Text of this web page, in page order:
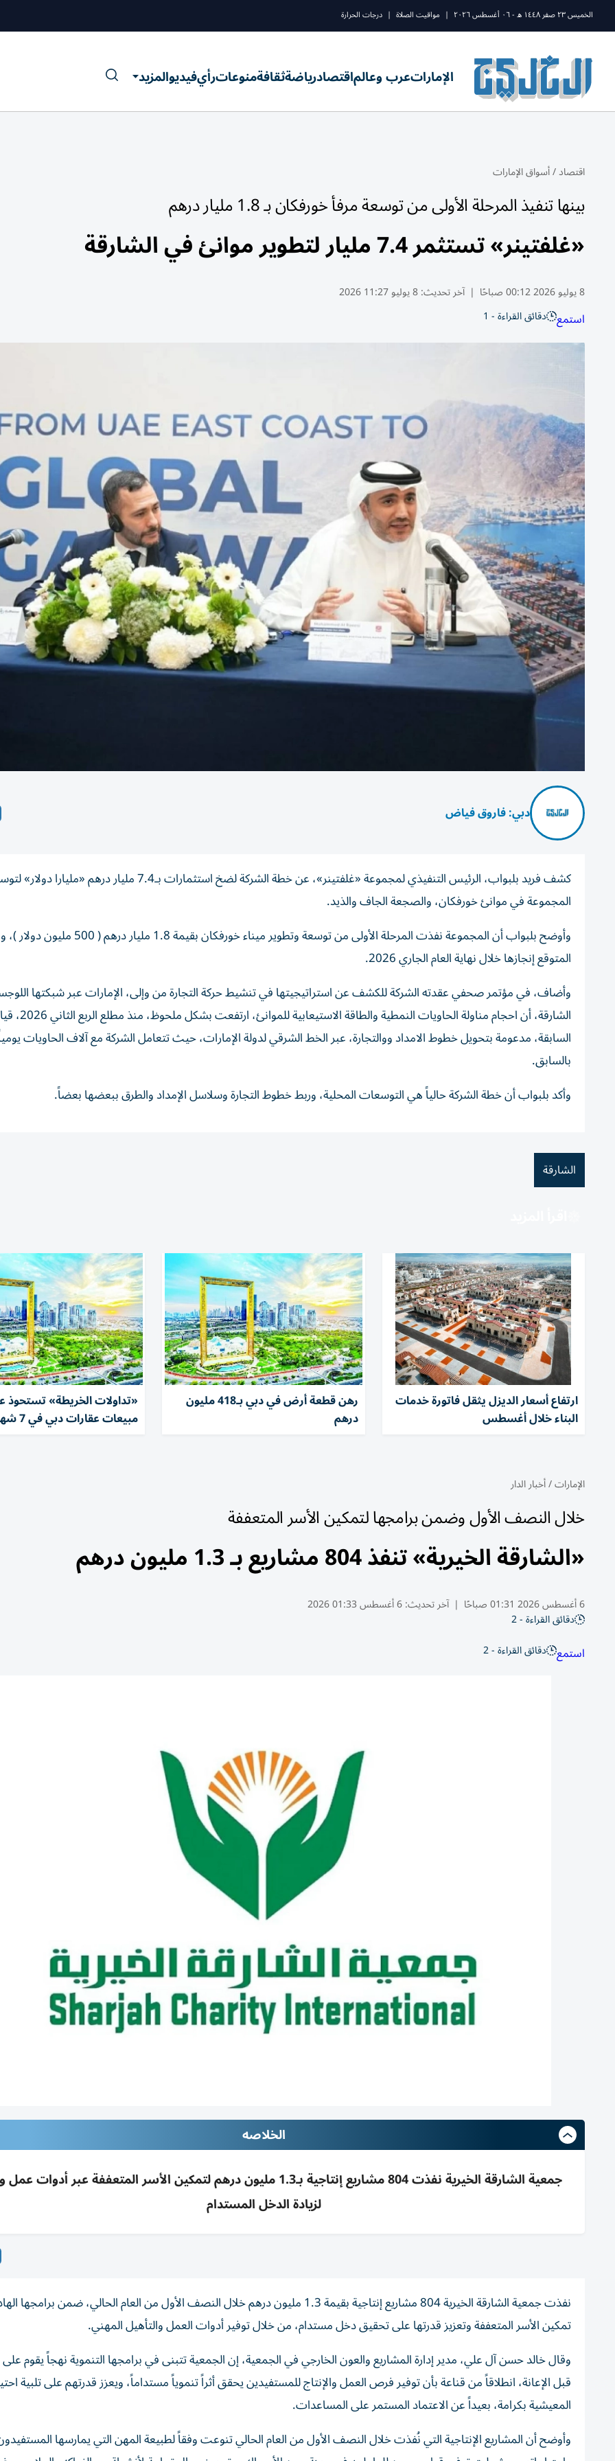
الخميس ٢٣ صفر ١٤٤٨ ه - ٠٦ أغسطس ٢٠٢٦ | مواقيت الصلاة | درجات الحرارة
الإماراتعرب وعالماقتصادرياضةثقافةمنوعاترأيفيديوالمزيد
اقتصاد/أسواق الإمارات
بينها تنفيذ المرحلة الأولى من توسعة مرفأ خورفكان بـ 1.8 مليار درهم
«غلفتينر» تستثمر 7.4 مليار لتطوير موانئ في الشارقة
8 يوليو 2026 00:12 صباحًا | آخر تحديث:8 يوليو 11:27 2026
استمع دقائق القراءة - 1
دبي: فاروق فياض
كشف فريد بلبواب، الرئيس التنفيذي لمجموعة «غلفتينر»، عن خطة الشركة لضخ استثمارات بـ7.4 مليار درهم
المجموعة في موانئ خورفكان، والصجعة الجاف والذيد.
وأوضح بلبواب أن المجموعة نفذت المرحلة الأولى من توسعة وتطوير ميناء خورفكان بقيمة 1.8 مليار
المتوقع إنجازها خلال نهاية العام الجاري 2026.
وأضاف، في مؤتمر صحفي عقدته الشركة للكشف عن استراتيجيتها في تنشيط حركة التجارة من وإلى، الإمارات عبر شبكتها
الشارقة، أن احجام مناولة
السابقة، مدعومة بتحويل خطوط الامداد ووالتجارة، عبر الخط الشرقي لدولة الإمارات، حيث تتعامل الشركة مع آلاف الحاويات
بالسابق.
وأكد بلبواب أن خطة الشركة حالياً هي التوسعات المحلية، وربط خطوط التجارة وسلاسل الإمداد والطرق ببعضها بعضاً.
الشارقة
ارتفاع أسعار الديزل يثقل فاتورة خدمات
البناء خلال أغسطس
رهن قطعة أرض في دبي بـ418 مليون
درهم
«تداولات الخريطة»
مبيعات عقارات دبي في 7 شهور
الإمارات/أخبار الدار
خلال النصف الأول وضمن برامجها لتمكين الأسر المتعففة
«الشارقة الخيرية» تنفذ 804 مشاريع بـ 1.3 مليون درهم
6 أغسطس 2026 01:31 صباحًا | آخر تحديث:6 أغسطس 01:33 2026
دقائق القراءة - 2
استمع دقائق القراءة - 2
الخلاصه
جمعية الشارقة الخيرية نفذت 804 مشاريع إنتاجية بـ1.3 مليون درهم لتمكين الأسر المتعففة عبر
لزيادة الدخل المستدام
نفذت جمعية الشارقة الخيرية 804 مشاريع إنتاجية بقيمة 1.3 مليون درهم خلال النصف الأول من العام الحالي، ضمن
تمكين الأسر المتعففة وتعزيز قدرتها على تحقيق دخل مستدام، من خلال توفير أدوات العمل والتأهيل المهني.
وقال خالد حسن آل علي، مدير إدارة المشاريع والعون الخارجي في الجمعية، إن الجمعية تتبنى في برامجها التنموية نهجاً يقوم
قبل الإعانة، انطلاقاً من قناعة بأن توفير فرص العمل والإنتاج للمستفيدين يحقق أثراً تنموياً مستداماً، ويعزز قدرتهم على تلبية
المعيشية بكرامة، بعيداً عن الاعتماد المستمر على المساعدات.
وأوضح أن المشاريع الإنتاجية التي نُفذت خلال النصف الأول من العام الحالي تنوعت وفقاً لطبيعة المهن التي يمارسها